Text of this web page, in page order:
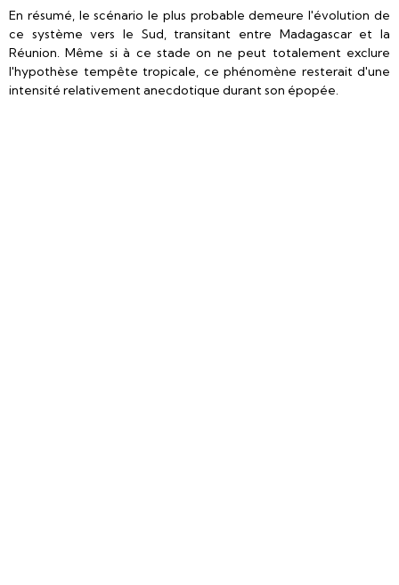
En résumé, le scénario le plus probable demeure l'évolution de
ce système vers le Sud, transitant entre Madagascar et la
Réunion. Même si à ce stade on ne peut totalement exclure
l'hypothèse tempête tropicale, ce phénomène resterait d'une
intensité relativement anecdotique durant son épopée.